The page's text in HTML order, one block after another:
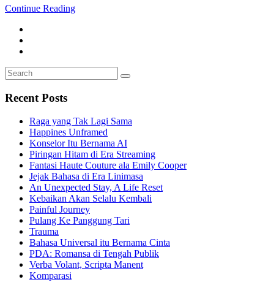
Continue Reading
Search
for:
Search
Recent Posts
Raga yang Tak Lagi Sama
Happines Unframed
Konselor Itu Bernama AI
Piringan Hitam di Era Streaming
Fantasi Haute Couture ala Emily Cooper
Jejak Bahasa di Era Linimasa
An Unexpected Stay, A Life Reset
Kebaikan Akan Selalu Kembali
Painful Journey
Pulang Ke Panggung Tari
Trauma
Bahasa Universal itu Bernama Cinta
PDA: Romansa di Tengah Publik
Verba Volant, Scripta Manent
Komparasi